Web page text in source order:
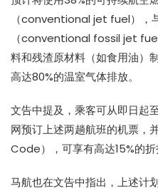
（conventional jet fuel），
（conventional fossil jet
料和残渣原材料（如食用油）
高达80%的温室气体排放。
文告中提及，乘客可从即日起
网预订上述两趟航班的机票，
Code），可享有高达15%的折
马航也在文告中指出，上述计